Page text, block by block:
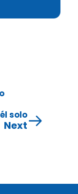
solo
Next